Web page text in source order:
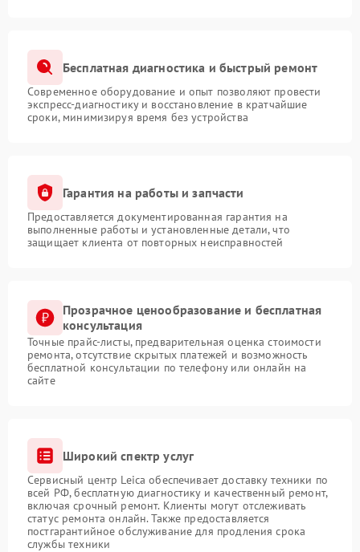
Бесплатная диагностика и быстрый ремонт
Современное оборудование и опыт позволяют провести
экспресс-диагностику и восстановление в кратчайшие
сроки, минимизируя время без устройства
Гарантия на работы и запчасти
Предоставляется документированная гарантия на
выполненные работы и установленные детали, что
защищает клиента от повторных неисправностей
Прозрачное ценообразование и бесплатная
консультация
Точные прайс-листы, предварительная оценка стоимости
ремонта, отсутствие скрытых платежей и возможность
бесплатной консультации по телефону или онлайн на
сайте
Широкий спектр услуг
Сервисный центр Leica обеспечивает доставку техники по
всей РФ, бесплатную диагностику и качественный ремонт,
включая срочный ремонт. Клиенты могут отслеживать
статус ремонта онлайн. Также предоставляется
постгарантийное обслуживание для продления срока
службы техники